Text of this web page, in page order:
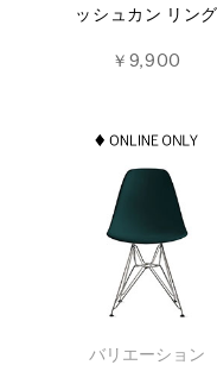
ッシュカン リング
￥9,900
バリエーション